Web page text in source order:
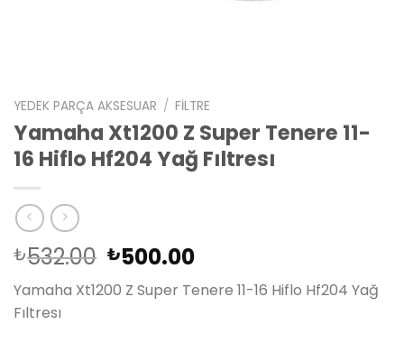
YEDEK PARÇA AKSESUAR / FILTRE
Yamaha Xt1200 Z Super Tenere 11-
16 Hiflo Hf204 Yağ Fıltresı
₺532.00 Orijinal
fiyat:
₺532.00.
₺500.00Şu
andaki
fiyat:
Yamaha Xt1200 Z Super Tenere 11-16 Hiflo Hf204 Yağ
Fıltresı